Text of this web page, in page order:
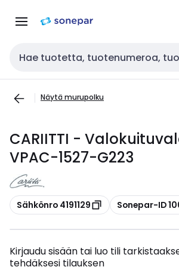
navigointiinsisältöön
Haku
Näytä murupolku
CARIITTI -
VPAC-1527-G223
Kopioi
Sähkönro 4191129 Kopioi
Sonepar-ID
Kirjaudu sisään tai luo tili
tehdäksesi tilauksen